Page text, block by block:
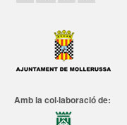
Amb la col·laboració de: